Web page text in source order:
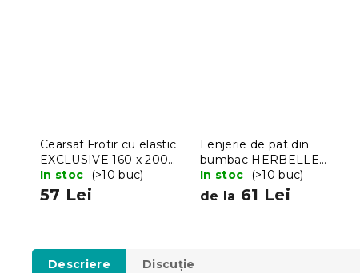
Cearsaf Frotir cu elastic
EXCLUSIVE 160 x 200
cm verde
In stoc (>10 buc)
57 Lei
Lenjerie de pat din
bumbac HERBELLE
colorat
In stoc (>10 buc)
de la 61 Lei
Descriere Discuţie